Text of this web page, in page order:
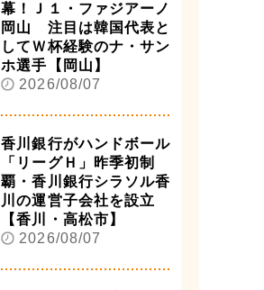
幕！Ｊ１・ファジアーノ
岡山 注目は韓国代表と
してＷ杯経験のナ・サン
ホ選手【岡山】
2026/08/07
香川銀行がハンドボール
「リーグＨ」昨季初制
覇・香川銀行シラソル香
川の運営子会社を設立
【香川・高松市】
2026/08/07